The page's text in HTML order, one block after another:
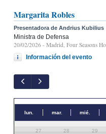
Margarita Robles
Presentadora de Andrius Kubilius
Ministra de Defensa
20/02/2026 - Madrid, Four Seasons
Información del evento
lun. mar. mié.
27 28 29